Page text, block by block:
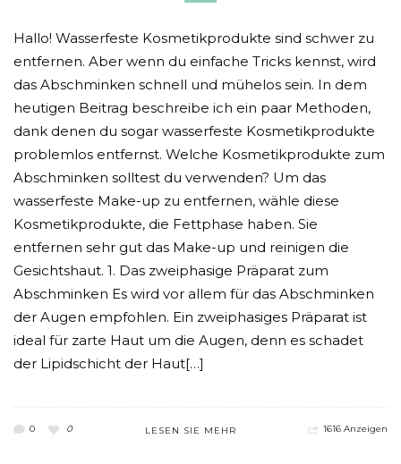
Hallo! Wasserfeste Kosmetikprodukte sind schwer zu
entfernen. Aber wenn du einfache Tricks kennst, wird
das Abschminken schnell und mühelos sein. In dem
heutigen Beitrag beschreibe ich ein paar Methoden,
dank denen du sogar wasserfeste Kosmetikprodukte
problemlos entfernst. Welche Kosmetikprodukte zum
Abschminken solltest du verwenden? Um das
wasserfeste Make-up zu entfernen, wähle diese
Kosmetikprodukte, die Fettphase haben. Sie
entfernen sehr gut das Make-up und reinigen die
Gesichtshaut. 1. Das zweiphasige Präparat zum
Abschminken Es wird vor allem für das Abschminken
der Augen empfohlen. Ein zweiphasiges Präparat ist
ideal für zarte Haut um die Augen, denn es schadet
der Lipidschicht der Haut[…]
0 0 LESEN SIE MEHR 1616 Anzeigen